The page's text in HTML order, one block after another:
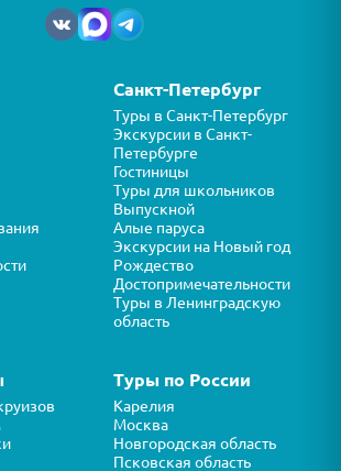
Санкт-Петербург
Туры в Санкт-Петербург
Экскурсии в Санкт-
Петербурге
Гостиницы
Туры для школьников
Выпускной
Алые паруса
Экскурсии на Новый год
Рождество
Достопримечательности
Туры в Ленинградскую
область
Туры по России
Карелия
Москва
Новгородская область
Псковская область